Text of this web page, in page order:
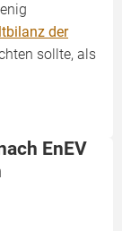
der
sollte, als
EnEV